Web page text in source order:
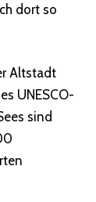
dort so
Altstadt
UNESCO-
sind